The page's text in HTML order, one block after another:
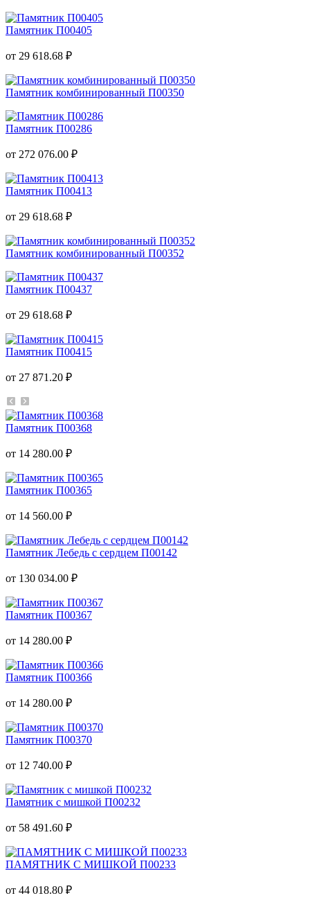
Памятник П00405
от 29 618.68 ₽
Памятник комбинированный П00350
Памятник П00286
от 272 076.00 ₽
Памятник П00413
от 29 618.68 ₽
Памятник комбинированный П00352
Памятник П00437
от 29 618.68 ₽
Памятник П00415
от 27 871.20 ₽
Памятник П00368
от 14 280.00 ₽
Памятник П00365
от 14 560.00 ₽
Памятник Лебедь с сердцем П00142
от 130 034.00 ₽
Памятник П00367
от 14 280.00 ₽
Памятник П00366
от 14 280.00 ₽
Памятник П00370
от 12 740.00 ₽
Памятник с мишкой П00232
от 58 491.60 ₽
ПАМЯТНИК С МИШКОЙ П00233
от 44 018.80 ₽